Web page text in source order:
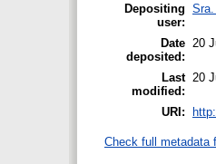
Depositing
user:
Date
deposited:
20
Last
modified:
20
URI:
Check full metadata